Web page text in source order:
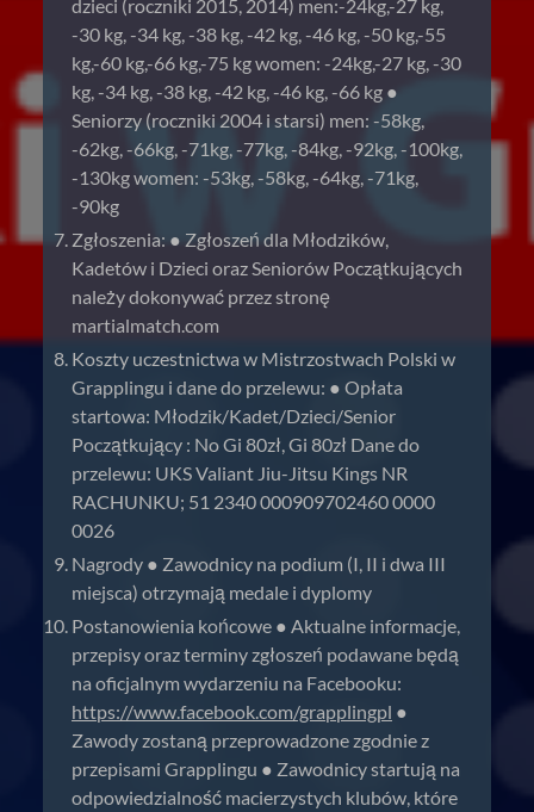
dzieci (roczniki 2015, 2014) men:-24kg,-27 kg,
-30 kg, -34 kg, -38 kg, -42 kg, -46 kg, -50 kg,-55
kg,-60 kg,-66 kg,-75 kg women: -24kg,-27 kg, -30
kg, -34 kg, -38 kg, -42 kg, -46 kg, -66 kg ●
Seniorzy (roczniki 2004 i starsi) men: -58kg,
-62kg, -66kg, -71kg, -77kg, -84kg, -92kg, -100kg,
-130kg women: -53kg, -58kg, -64kg, -71kg,
-90kg
Zgłoszenia: ● Zgłoszeń dla Młodzików,
Kadetów i Dzieci oraz Seniorów Początkujących
należy dokonywać przez stronę
martialmatch.com
Koszty uczestnictwa w Mistrzostwach Polski w
Grapplingu i dane do przelewu: ● Opłata
startowa: Młodzik/Kadet/Dzieci/Senior
Początkujący : No Gi 80zł, Gi 80zł Dane do
przelewu: UKS Valiant Jiu-Jitsu Kings NR
RACHUNKU; 51 2340 000909702460 0000
0026
Nagrody ● Zawodnicy na podium (I, II i dwa III
miejsca) otrzymają medale i dyplomy
Postanowienia końcowe ● Aktualne informacje,
przepisy oraz terminy zgłoszeń podawane będą
na oficjalnym wydarzeniu na Facebooku:
https://www.facebook.com/grapplingpl ●
Zawody zostaną przeprowadzone zgodnie z
przepisami Grapplingu ● Zawodnicy startują na
odpowiedzialność macierzystych klubów, które